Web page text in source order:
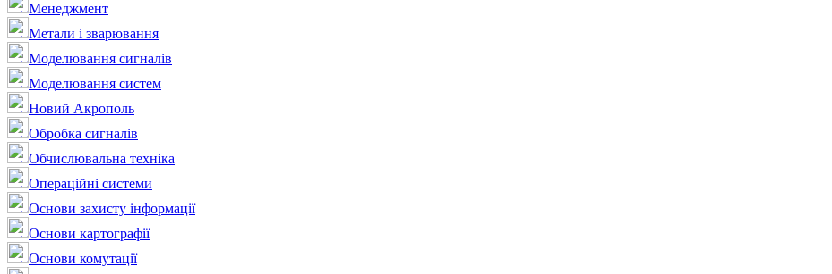
Менеджмент
Метали і зварювання
Моделювання сигналів
Моделювання систем
Новий Акрополь
Обробка сигналів
Обчислювальна техніка
Операційні системи
Основи захисту інформації
Основи картографії
Основи комутації